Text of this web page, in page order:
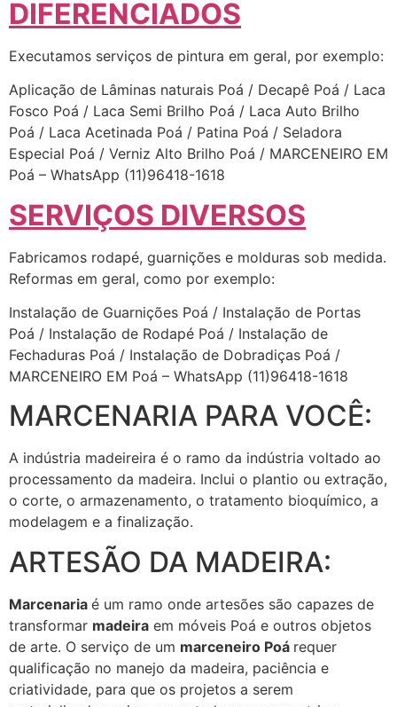
DIFERENCIADOS
Executamos serviços de pintura em geral, por exemplo:
Aplicação de Lâminas naturais Poá / Decapê Poá / Laca
Fosco Poá / Laca Semi Brilho Poá / Laca Auto Brilho
Poá / Laca Acetinada Poá / Patina Poá / Seladora
Especial Poá / Verniz Alto Brilho Poá / MARCENEIRO EM
Poá – WhatsApp (11)96418-1618
SERVIÇOS DIVERSOS
Fabricamos rodapé, guarnições e molduras sob medida.
Reformas em geral, como por exemplo:
Instalação de Guarnições Poá / Instalação de Portas
Poá / Instalação de Rodapé Poá / Instalação de
Fechaduras Poá / Instalação de Dobradiças Poá /
MARCENEIRO EM Poá – WhatsApp (11)96418-1618
MARCENARIA PARA VOCÊ:
A indústria madeireira é o ramo da indústria voltado ao
processamento da madeira. Inclui o plantio ou extração,
o corte, o armazenamento, o tratamento bioquímico, a
modelagem e a finalização.
ARTESÃO DA MADEIRA:
Marcenaria é um ramo onde artesões são capazes de
transformar madeira em móveis Poá e outros objetos
de arte. O serviço de um marceneiro Poá requer
qualificação no manejo da madeira, paciência e
criatividade, para que os projetos a serem